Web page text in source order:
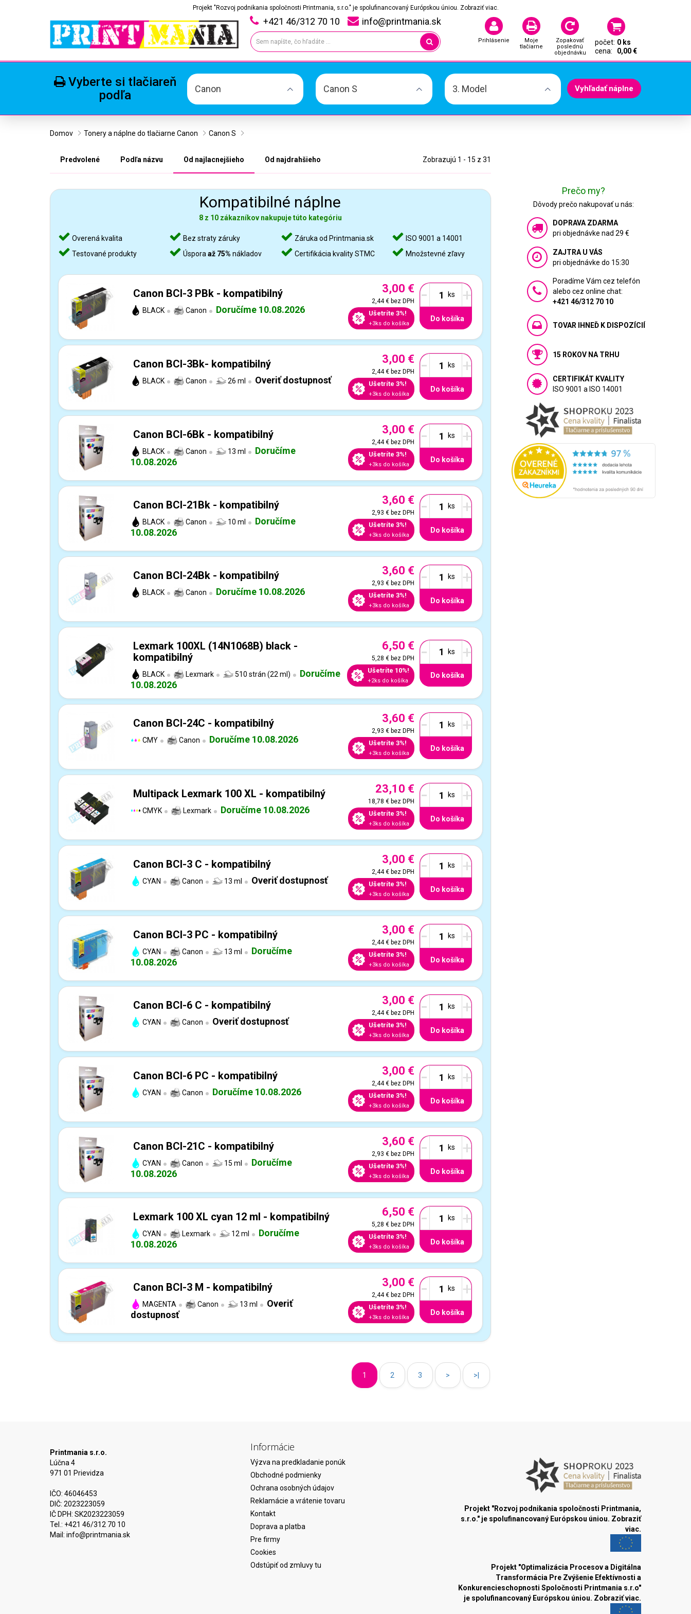
Projekt "Rozvoj podnikania spoločnosti Printmania, s.r.o." je spolufinancovaný Európskou úniou. Zobraziť viac.
+421 46/312 70 10 info@printmania.sk
Prihlásenie
Moje
tlačiarne
Zopakovať
poslednú
objednávku
počet: 0 ks
cena:
0,00 €
Vyberte si tlačiareň
podľa
Canon Canon S 3. Model Vyhľadať náplne
Domov Tonery a náplne do tlačiarne Canon Canon S
Predvolené Podľa názvu Od najlacnejšieho Od najdrahšieho Zobrazujú 1 - 15 z 31
Kompatibilné náplne
8 z 10 zákazníkov nakupuje túto kategóriu
Overená kvalita
Testované produkty
Bez straty záruky
Úsporaaž 75% nákladov
Záruka od Printmania.sk
Certifikácia kvality STMC
ISO 9001 a 14001
Množstevné zľavy
Canon BCI-3 PBk - kompatibilný
BLACK Canon Doručíme 10.08.2026
3,00 €
2,44 €bez DPH
Ušetríte 3%!
+3ks do košíka
- +
Do košíka
Canon BCI-3Bk- kompatibilný
BLACK Canon 26 ml Overiť dostupnosť
3,00 €
2,44 €bez DPH
Ušetríte 3%!
+3ks do košíka
- +
Do košíka
Canon BCI-6Bk - kompatibilný
BLACK Canon 13 ml
Doručíme
10.08.2026
3,00 €
2,44 €bez DPH
Ušetríte 3%!
+3ks do košíka
- +
Do košíka
Canon BCI-21Bk - kompatibilný
BLACK Canon 10 ml
Doručíme
10.08.2026
3,60 €
2,93 €bez DPH
Ušetríte 3%!
+3ks do košíka
- +
Do košíka
Canon BCI-24Bk - kompatibilný
BLACK Canon Doručíme 10.08.2026
3,60 €
2,93 €bez DPH
Ušetríte 3%!
+3ks do košíka
- +
Do košíka
Lexmark 100XL (14N1068B) black -
kompatibilný
BLACK Lexmark 510 strán (22 ml)
Doručíme
10.08.2026
6,50 €
5,28 €bez DPH
Ušetríte 10%!
+2ks do košíka
- +
Do košíka
Canon BCI-24C - kompatibilný
CMY Canon Doručíme 10.08.2026
3,60 €
2,93 €bez DPH
Ušetríte 3%!
+3ks do košíka
- +
Do košíka
Multipack Lexmark 100 XL - kompatibilný
CMYK Lexmark Doručíme 10.08.2026
23,10 €
18,78 €bez DPH
Ušetríte 3%!
+3ks do košíka
- +
Do košíka
Canon BCI-3 C - kompatibilný
CYAN Canon 13 ml Overiť dostupnosť
3,00 €
2,44 €bez DPH
Ušetríte 3%!
+3ks do košíka
- +
Do košíka
Canon BCI-3 PC - kompatibilný
CYAN Canon 13 ml
Doručíme
10.08.2026
3,00 €
2,44 €bez DPH
Ušetríte 3%!
+3ks do košíka
- +
Do košíka
Canon BCI-6 C - kompatibilný
CYAN Canon Overiť dostupnosť
3,00 €
2,44 €bez DPH
Ušetríte 3%!
+3ks do košíka
- +
Do košíka
Canon BCI-6 PC - kompatibilný
CYAN Canon Doručíme 10.08.2026
3,00 €
2,44 €bez DPH
Ušetríte 3%!
+3ks do košíka
- +
Do košíka
Canon BCI-21C - kompatibilný
CYAN Canon 15 ml
Doručíme
10.08.2026
3,60 €
2,93 €bez DPH
Ušetríte 3%!
+3ks do košíka
- +
Do košíka
Lexmark 100 XL cyan 12 ml - kompatibilný
CYAN Lexmark 12 ml
Doručíme
10.08.2026
6,50 €
5,28 €bez DPH
Ušetríte 3%!
+3ks do košíka
- +
Do košíka
Canon BCI-3 M - kompatibilný
MAGENTA Canon 13 ml
Overiť
dostupnosť
3,00 €
2,44 €bez DPH
Ušetríte 3%!
+3ks do košíka
- +
Do košíka
1 2 3 > >|
Prečo my?
Dôvody prečo nakupovať u nás:
DOPRAVA ZDARMA
pri objednávke nad 29 €
ZAJTRA U VÁS
pri objednávke do 15:30
Poradíme Vám cez telefón
alebo cez online chat:
+421 46/312 70 10
TOVAR IHNEĎ K DISPOZÍCIÍ
15 ROKOV NA TRHU
CERTIFIKÁT KVALITY
ISO 9001 a ISO 14001
Printmania s.r.o.
Lúčna 4
971 01 Prievidza
IČO: 46046453
DIČ: 2023223059
IČ DPH: SK2023223059
Tel.: +421 46/312 70 10
Mail: info@printmania.sk
Informácie
Výzva na predkladanie ponúk
Obchodné podmienky
Ochrana osobných údajov
Reklamácie a vrátenie tovaru
Kontakt
Doprava a platba
Pre firmy
Cookies
Odstúpiť od zmluvy tu
Projekt "Rozvoj podnikania spoločnosti Printmania,
s.r.o." je spolufinancovaný Európskou úniou. Zobraziť
viac.
Projekt "Optimalizácia Procesov a Digitálna
Transformácia Pre Zvýšenie Efektívnosti a
Konkurencieschopnosti Spoločnosti Printmania s.r.o"
je spolufinancovaný Európskou úniou. Zobraziť viac.